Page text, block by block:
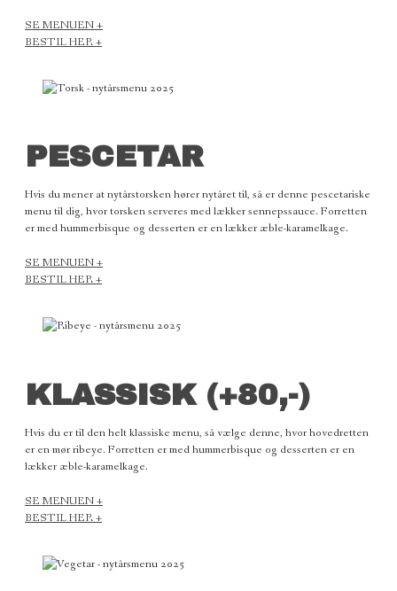
SE MENUEN +
BESTIL HER +
PESCETAR
Hvis du mener at nytårstorsken hører nytåret til, så er denne pescetariske
menu til dig, hvor torsken serveres med lækker sennepssauce. Forretten
er med hummerbisque og desserten er en lækker æble-karamelkage.
SE MENUEN +
BESTIL HER +
KLASSISK (+80,-)
Hvis du er til den helt klassiske menu, så vælge denne, hvor hovedretten
er en mør ribeye. Forretten er med hummerbisque og desserten er en
lækker æble-karamelkage.
SE MENUEN +
BESTIL HER +